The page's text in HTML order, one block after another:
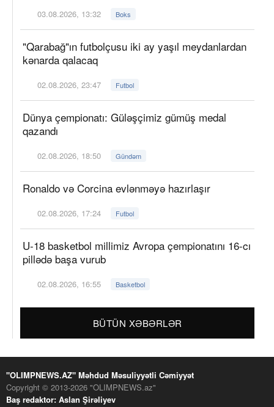
03.08.2026, 13:32 Boks
"Qarabağ"ın futbolçusu iki ay yaşıl meydanlardan
kənarda qalacaq
02.08.2026, 23:47 Futbol
Dünya çempionatı: Güləşçimiz gümüş medal
qazandı
02.08.2026, 18:50 Gündəm
Ronaldo və Corcina evlənməyə hazırlaşır
02.08.2026, 17:24 Futbol
U-18 basketbol millimiz Avropa çempionatını 16-cı
pillədə başa vurub
02.08.2026, 16:55 Basketbol
BÜTÜN XƏBƏRLƏR
"OLIMPNEWS.AZ" Məhdud Məsuliyyətli Cəmiyyət
Copyright © 2013-2026 "OLIMPNEWS.az"
Baş redaktor: Aslan Şirəliyev